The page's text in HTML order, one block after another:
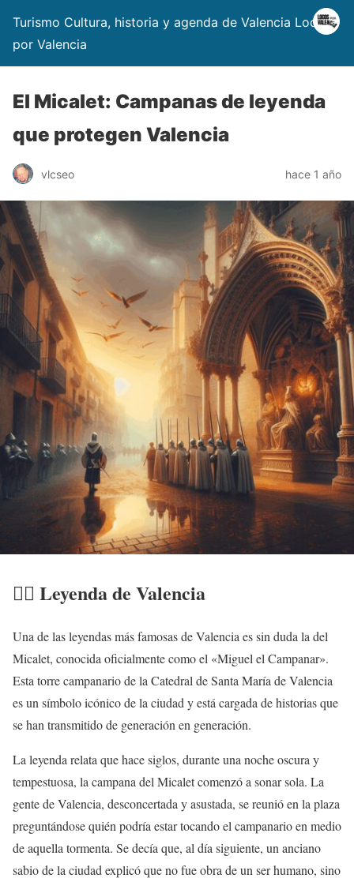
Turismo Cultura, historia y agenda de Valencia Locos
por Valencia
El Micalet: Campanas de leyenda
que protegen Valencia
vlcseo hace 1 año
🧙‍♂️ Leyenda de Valencia
Una de las leyendas más famosas de Valencia es sin duda la del
Micalet, conocida oficialmente como el «Miguel el Campanar».
Esta torre campanario de la Catedral de Santa María de Valencia
es un símbolo icónico de la ciudad y está cargada de historias que
se han transmitido de generación en generación.
La leyenda relata que hace siglos, durante una noche oscura y
tempestuosa, la campana del Micalet comenzó a sonar sola. La
gente de Valencia, desconcertada y asustada, se reunió en la plaza
preguntándose quién podría estar tocando el campanario en medio
de aquella tormenta. Se decía que, al día siguiente, un anciano
sabio de la ciudad explicó que no fue obra de un ser humano, sino